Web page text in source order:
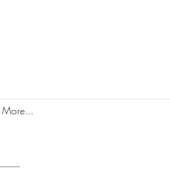
More...